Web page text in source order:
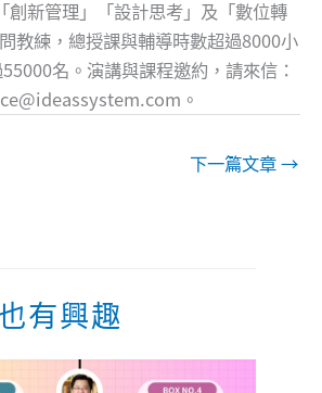
創新管理」「設計思考」及「數位轉
教練，總授課與輔導時數超過8000小
名。演講與課程邀約，請來信：
。
下一篇文章→
有興趣